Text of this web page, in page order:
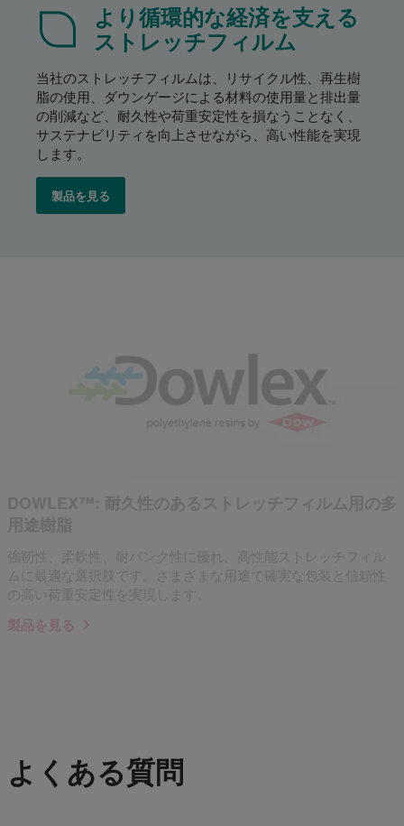
より循環的な経済を支える
ストレッチフィルム
当社のストレッチフィルムは、リサイクル性、再生樹
脂の使用、ダウンゲージによる材料の使用量と排出量
の削減など、耐久性や荷重安定性を損なうことなく、
サステナビリティを向上させながら、高い性能を実現
します。
製品を見る
製品を見る
よくある質問